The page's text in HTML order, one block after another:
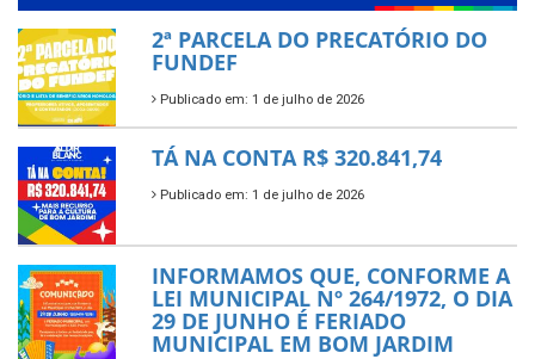
2ª PARCELA DO PRECATÓRIO DO
FUNDEF
Publicado em: 1 de julho de 2026
TÁ NA CONTA R$ 320.841,74
Publicado em: 1 de julho de 2026
INFORMAMOS QUE, CONFORME A
LEI MUNICIPAL Nº 264/1972, O DIA
29 DE JUNHO É FERIADO
MUNICIPAL EM BOM JARDIM